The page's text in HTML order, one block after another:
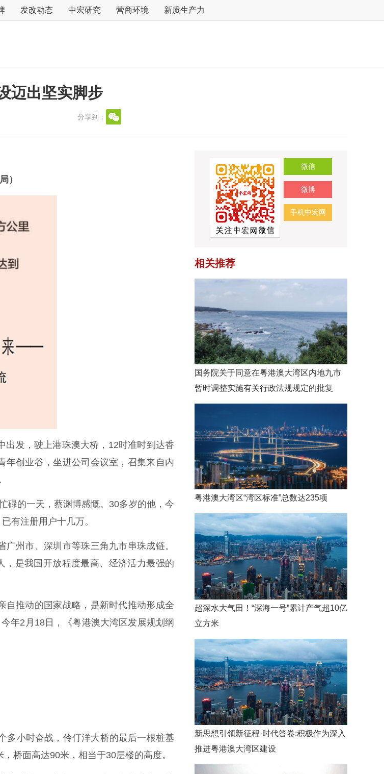
发改动态 中宏研究 营商环境 新质生产力
迈出坚实脚步
分享到：
）
发，驶上港珠澳大桥，12时准时到达香
年创业谷，坐进公司会议室，召集来自内
的一天，蔡渊博感慨。30多岁的他，今
有注册用户十几万。
州市、深圳市等珠三角九市串珠成链。
是我国开放程度最高、经济活力最强的
推动的国家战略，是新时代推动形成全
年2月18日，《粤港澳大湾区发展规划纲
小时奋战，伶仃洋大桥的最后一根桩基
桥面高达90米，相当于30层楼的高度。
微信
微博
手机中宏网
相关推荐
国务院关于同意在粤港澳大湾区内地九市
暂时调整实施有关行政法规规定的批复
粤港澳大湾区“湾区标准”总数达235项
超深水大气田！“深海一号”累计产气超10亿
立方米
新思想引领新征程·时代答卷:积极作为深入
推进粤港澳大湾区建设